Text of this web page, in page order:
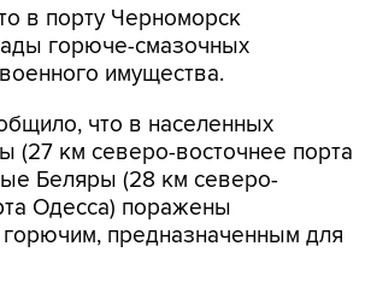
в порту Черноморск
горюче-смазочных
имущества.
что в населенных
(27 км северо-восточнее порта
Беляры (28 км северо-
Одесса) поражены
предназначенным для